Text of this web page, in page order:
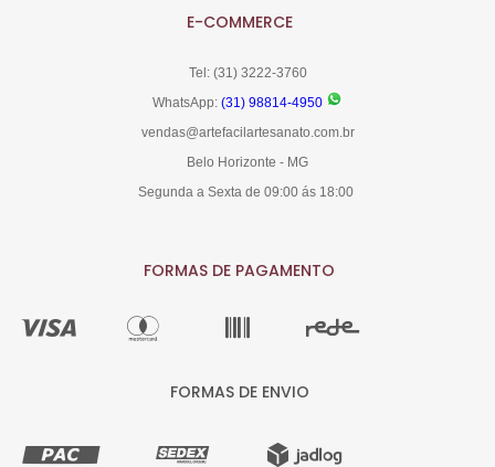
E-COMMERCE
Tel: (31) 3222-3760
WhatsApp: (31) 98814-4950
vendas@artefacilartesanato.com.br
Belo Horizonte - MG
Segunda a Sexta de 09:00 ás 18:00
FORMAS DE PAGAMENTO
FORMAS DE ENVIO